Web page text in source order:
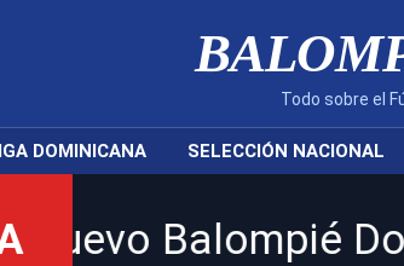
Todo sobre el
DOMINICANA SELECCIÓN NACIONAL
Dominicano!